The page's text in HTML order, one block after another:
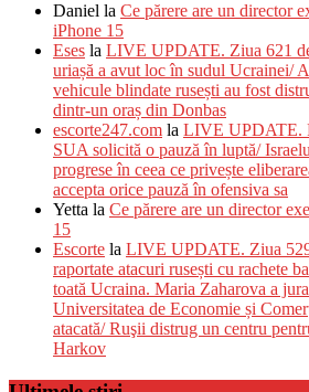
Daniel la Ce părere are un director
iPhone 15
Eses la LIVE UPDATE. Ziua 621
uriașă a avut loc în sudul Ucrainei/
vehicule blindate rusești au fost
dintr-un oraș din Donbas
escorte247.com la LIVE UPDATE.
SUA solicită o pauză în luptă/
progrese în ceea ce privește
accepta orice pauză în ofensiva sa
Yetta la Ce părere are un director
15
Escorte la LIVE UPDATE. Ziua
raportate atacuri rusești cu rachete
toată Ucraina. Maria Zaharova a
Universitatea de Economie și
atacată/ Ruşii distrug un centru
Harkov